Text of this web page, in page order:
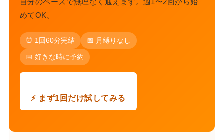
自分のペースで無理なく通えます。週1〜2回から始
めてOK。
⏰ 1回60分完結 📅 月縛りなし
📅 好きな時に予約
⚡ まず1回だけ試してみる